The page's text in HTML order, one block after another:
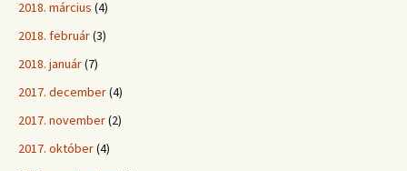
2018. március (4)
2018. február(3)
2018. január(7)
2017. december(4)
2017. november(2)
2017. október(4)